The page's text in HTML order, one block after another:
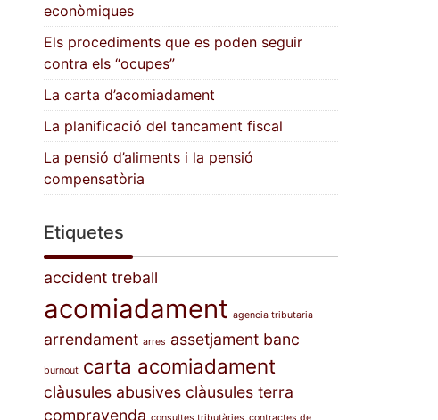
econòmiques
Els procediments que es poden seguir
contra els “ocupes”
La carta d’acomiadament
La planificació del tancament fiscal
La pensió d’aliments i la pensió
compensatòria
Etiquetes
accident treball
acomiadament agencia tributaria
arrendament arres assetjament banc
burnout carta acomiadament
clàusules abusives clàusules terra
compravenda